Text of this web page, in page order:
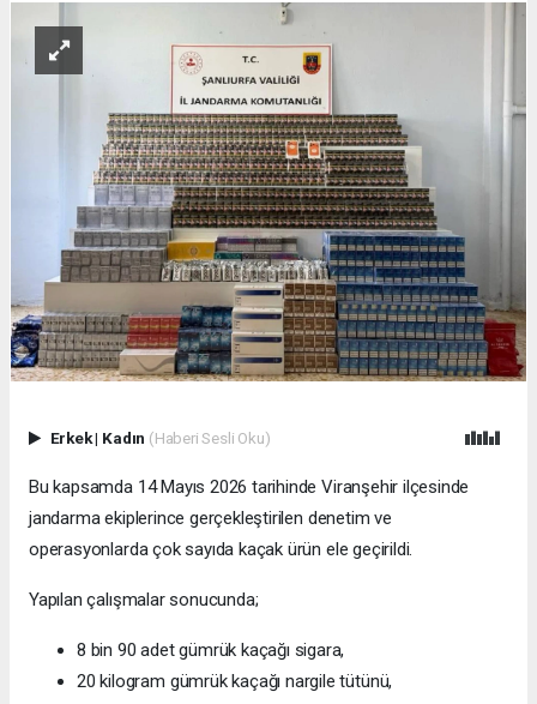
Erkek| Kadın (Haberi Sesli Oku)
Bu kapsamda 14 Mayıs 2026 tarihinde Viranşehir ilçesinde
jandarma ekiplerince gerçekleştirilen denetim ve
operasyonlarda çok sayıda kaçak ürün ele geçirildi.
Yapılan çalışmalar sonucunda;
8 bin 90 adet gümrük kaçağı sigara,
20 kilogram gümrük kaçağı nargile tütünü,